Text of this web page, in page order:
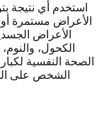
استخدم أي نتيجة
الأعراض مستمرة أو
الأعراض
الكحول،
الصحة النفسية
الشخص على